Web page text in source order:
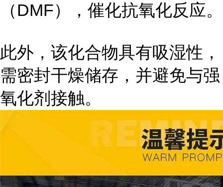
（DMF），催化抗氧化反应。
此外，该化合物具有吸湿性，
需密封干燥储存，并避免与强
氧化剂接触。